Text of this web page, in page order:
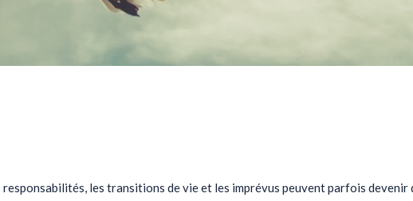
responsabilités, les transitions de vie et les imprévus peuvent parfois